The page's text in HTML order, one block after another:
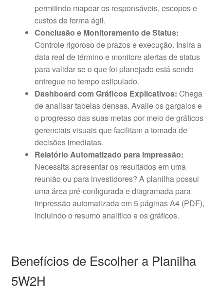
permitindo mapear os responsáveis, escopos e
custos de forma ágil.
Conclusão e Monitoramento de Status:
Controle rigoroso de prazos e execução. Insira a
data real de término e monitore alertas de status
para validar se o que foi planejado está sendo
entregue no tempo estipulado.
Dashboard com Gráficos Explicativos: Chega
de analisar tabelas densas. Avalie os gargalos e
o progresso das suas metas por meio de gráficos
gerenciais visuais que facilitam a tomada de
decisões imediatas.
Relatório Automatizado para Impressão:
Necessita apresentar os resultados em uma
reunião ou para investidores? A planilha possui
uma área pré-configurada e diagramada para
impressão automatizada em 5 páginas A4 (PDF),
incluindo o resumo analítico e os gráficos.
Benefícios de Escolher a Planilha
5W2H